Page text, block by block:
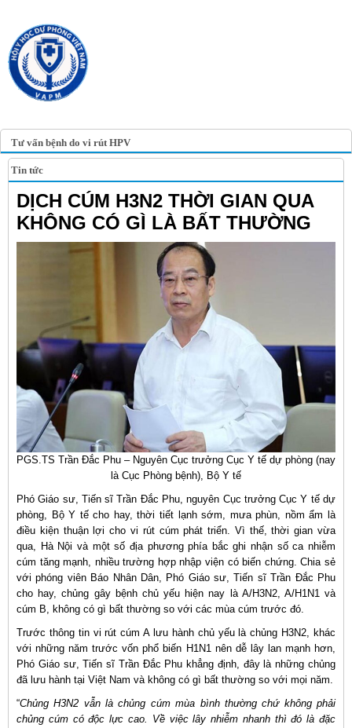
Tư vấn bệnh do vi rút HPV
Tin tức
DỊCH CÚM H3N2 THỜI GIAN QUA
KHÔNG CÓ GÌ LÀ BẤT THƯỜNG
PGS.TS Trần Đắc Phu – Nguyên Cục trưởng Cục Y tế dự phòng (nay
là Cục Phòng bệnh), Bộ Y tế
Phó Giáo sư, Tiến sĩ Trần Đắc Phu, nguyên Cục trưởng Cục Y tế dự
phòng, Bộ Y tế cho hay, thời tiết lạnh sớm, mưa phùn, nồm ẩm là
điều kiện thuận lợi cho vi rút cúm phát triển. Vì thế, thời gian vừa
qua, Hà Nội và một số địa phương phía bắc ghi nhận số ca nhiễm
cúm tăng mạnh, nhiều trường hợp nhập viện có biến chứng. Chia sẻ
với phóng viên Báo Nhân Dân, Phó Giáo sư, Tiến sĩ Trần Đắc Phu
cho hay, chủng gây bệnh chủ yếu hiện nay là A/H3N2, A/H1N1 và
cúm B, không có gì bất thường so với các mùa cúm trước đó.
Trước thông tin vi rút cúm A lưu hành chủ yếu là chủng H3N2, khác
với những năm trước vốn phổ biến H1N1 nên dễ lây lan mạnh hơn,
Phó Giáo sư, Tiến sĩ Trần Đắc Phu khẳng định, đây là những chủng
đã lưu hành tại Việt Nam và không có gì bất thường so với mọi năm.
“Chủng H3N2 vẫn là chủng cúm mùa bình thường chứ không phải
chủng cúm có độc lực cao. Về việc lây nhiễm nhanh thì đó là đặc